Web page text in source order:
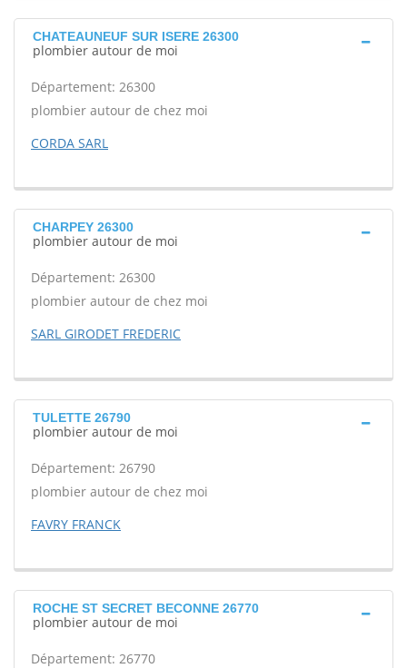
CHATEAUNEUF SUR ISERE 26300
plombier autour de moi
Département: 26300
plombier autour de chez moi
CORDA SARL
CHARPEY 26300
plombier autour de moi
Département: 26300
plombier autour de chez moi
SARL GIRODET FREDERIC
TULETTE 26790
plombier autour de moi
Département: 26790
plombier autour de chez moi
FAVRY FRANCK
ROCHE ST SECRET BECONNE 26770
plombier autour de moi
Département: 26770